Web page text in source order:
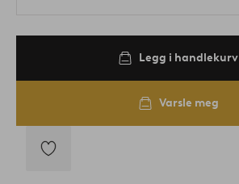
Legg i handlekurv
Varsle meg